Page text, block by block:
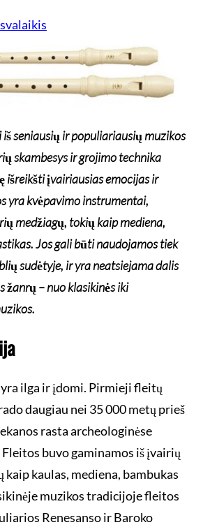
seniausių ir populiariausių muzikos
skambesys ir grojimo technika
išreikšti įvairiausias emocijas ir
yra kvėpavimo instrumentai,
medžiagų, tokių kaip mediena,
Jos gali būti naudojamos tiek
sudėtyje, ir yra neatsiejama dalis
žanrų – nuo klasikinės iki
ilga ir įdomi. Pirmieji fleitų
daugiau nei 35 000 metų prieš
rasta archeologinėse
buvo gaminamos iš įvairių
kaip kaulas, mediena, bambukas
muzikos tradicijoje fleitos
Renesanso ir Baroko